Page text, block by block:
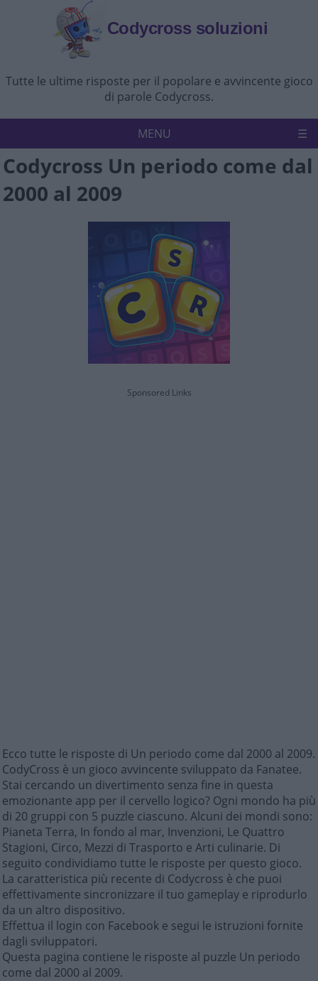
Codycross soluzioni
Tutte le ultime risposte per il popolare e avvincente gioco
di parole Codycross.
MENU
Codycross Politica sulla riservatezza
Disconoscimento
Codycross Un periodo come dal
2000 al 2009
Sponsored Links
Ecco tutte le risposte di Un periodo come dal 2000 al 2009.
CodyCross è un gioco avvincente sviluppato da Fanatee.
Stai cercando un divertimento senza fine in questa
emozionante app per il cervello logico? Ogni mondo ha più
di 20 gruppi con 5 puzzle ciascuno. Alcuni dei mondi sono:
Pianeta Terra, In fondo al mar, Invenzioni, Le Quattro
Stagioni, Circo, Mezzi di Trasporto e Arti culinarie. Di
seguito condividiamo tutte le risposte per questo gioco.
La caratteristica più recente di Codycross è che puoi
effettivamente sincronizzare il tuo gameplay e riprodurlo
da un altro dispositivo.
Effettua il login con Facebook e segui le istruzioni fornite
dagli sviluppatori.
Questa pagina contiene le risposte al puzzle Un periodo
come dal 2000 al 2009.